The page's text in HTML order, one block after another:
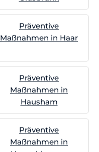
Präventive
Maßnahmen in Haar
Präventive
Maßnahmen in
Hausham
Präventive
Maßnahmen in